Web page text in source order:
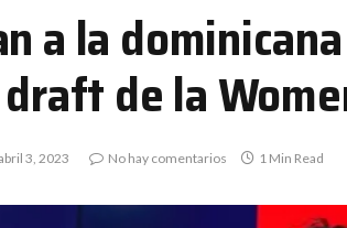
a la
de la
3, 2023 No hay comentarios 1 Min Read